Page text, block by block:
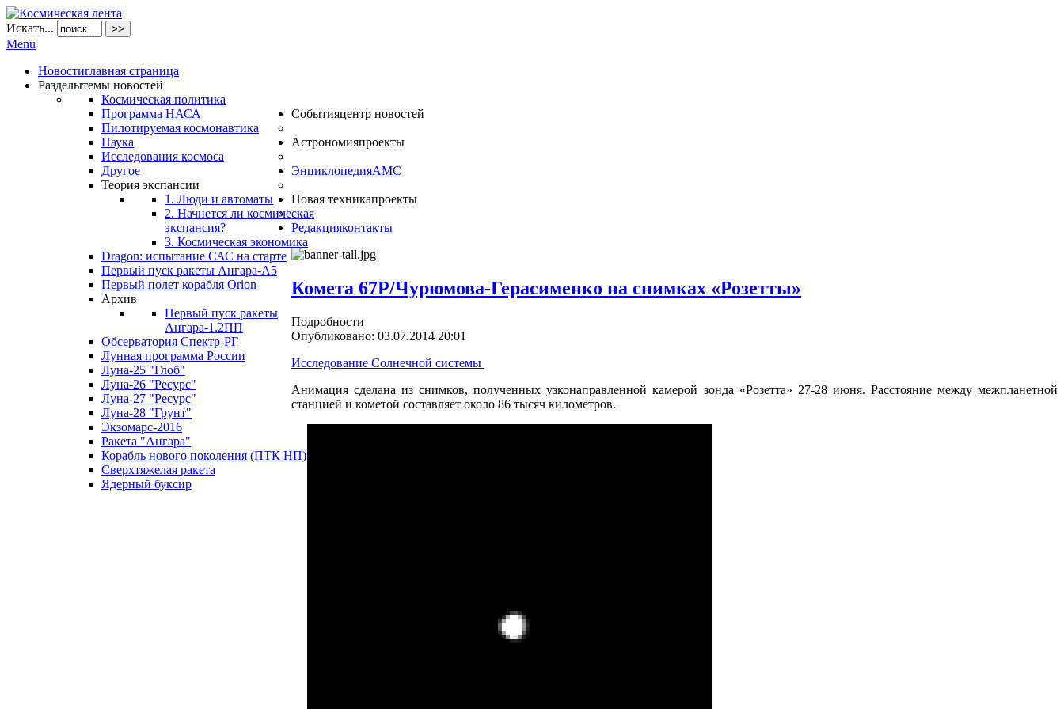
Искать... >>
Menu
Новостиглавная страница
Разделытемы новостей
Космическая политика
Программа НАСА
Пилотируемая космонавтика
Наука
Исследования космоса
Другое
Теория экспансии
1. Люди и автоматы
2. Начнется ли космическая
экспансия?
3. Космическая экономика
Событияцентр новостей
Dragon: испытание САС на старте
Первый пуск ракеты Ангара-А5
Первый полет корабля Orion
Архив
Первый пуск ракеты
Ангара-1.2ПП
Астрономияпроекты
Обсерватория Спектр-РГ
ЭнциклопедияАМС
Лунная программа России
Луна-25 "Глоб"
Луна-26 "Ресурс"
Луна-27 "Ресурс"
Луна-28 "Грунт"
Экзомарс-2016
Новая техникапроекты
Ракета "Ангара"
Корабль нового поколения (ПТК НП)
Сверхтяжелая ракета
Ядерный буксир
Редакцияконтакты
Комета 67P/Чурюмова-Герасименко на снимках «Розетты»
Подробности
Опубликовано: 03.07.2014 20:01
Исследование Солнечной системы
Анимация сделана из снимков, полученных узконаправленной камерой зонда «Розетта» 27-28 июня. Расстояние между межпланетной
станцией и кометой составляет около 86 тысяч километров.